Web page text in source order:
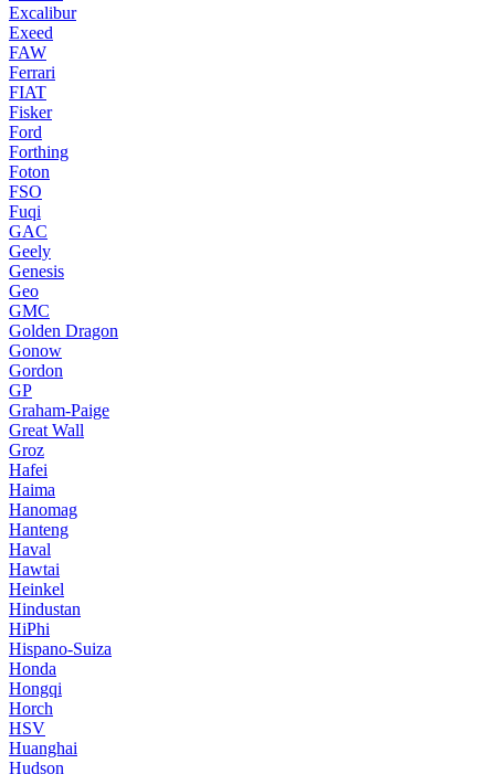
Excalibur
Exeed
FAW
Ferrari
FIAT
Fisker
Ford
Forthing
Foton
FSO
Fuqi
GAC
Geely
Genesis
Geo
GMC
Golden Dragon
Gonow
Gordon
GP
Graham-Paige
Great Wall
Groz
Hafei
Haima
Hanomag
Hanteng
Haval
Hawtai
Heinkel
Hindustan
HiPhi
Hispano-Suiza
Honda
Hongqi
Horch
HSV
Huanghai
Hudson